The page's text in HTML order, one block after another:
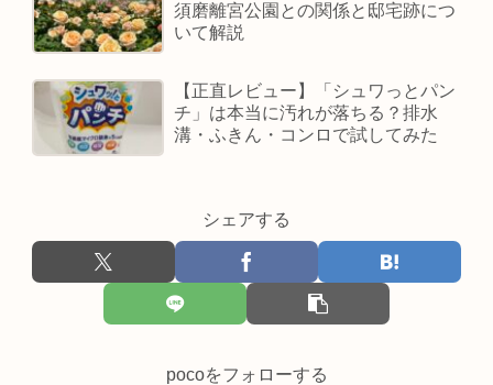
須磨離宮公園との関係と邸宅跡につ
いて解説
【正直レビュー】「シュワっとパン
チ」は本当に汚れが落ちる？排水
溝・ふきん・コンロで試してみた
シェアする
pocoをフォローする